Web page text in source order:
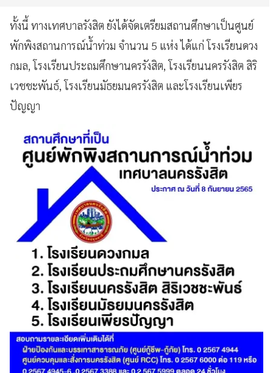
ทั้งนี้ ทางเทศบาลรังสิต ยังได้จัดเตรียมสถานศึกษาเป็นศูนย์
พักพิงสถานการณ์น้ำท่วม จำนวน 5 แห่ง ได้แก่ โรงเรียนดวง
กมล, โรงเรียนประถมศึกษานครรังสิต, โรงเรียนนครรังสิต สิริ
เวชชะพันธ์, โรงเรียนมัธยมนครรังสิต และโรงเรียนเพียร
ปัญญา